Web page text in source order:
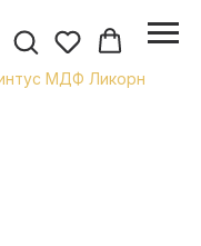
МДФ Ликорн